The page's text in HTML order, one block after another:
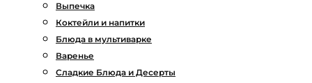
Выпечка
Коктейли и напитки
Блюда в мультиварке
Варенье
Сладкие Блюда и Десерты